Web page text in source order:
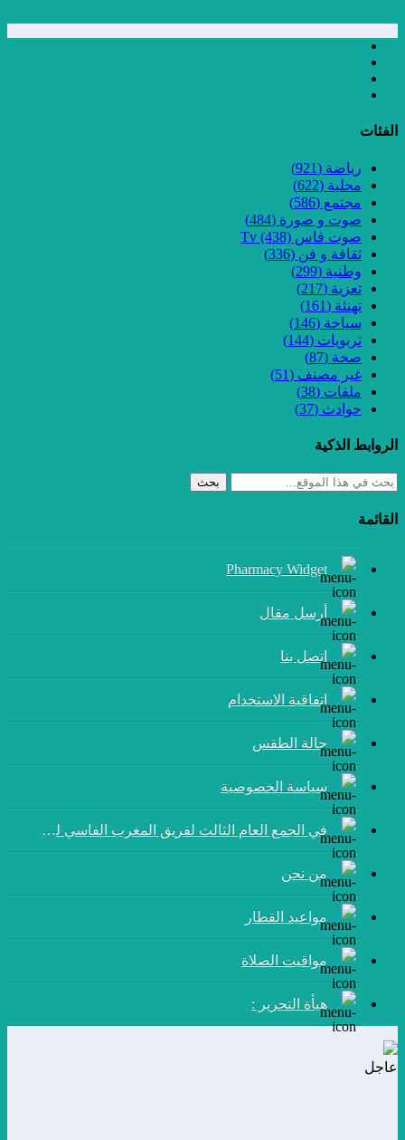
الفئات
رياضة (921)
محلية (622)
مجتمع (586)
صوت و صورة (484)
صوت فاس Tv (438)
ثقافة و فن (336)
وطنية (299)
تعزية (217)
تهنئة (161)
سياحة (146)
تربويات (144)
صحة (87)
غير مصنف (51)
ملفات (38)
حوادث (37)
الروابط الذكية
بحث
القائمة
Pharmacy Widget
أرسل مقال
إتصل بنا
اتفاقية الاستخدام
حالة الطقس
سياسة الخصوصية
في الجمع العام الثالث لفريق المغرب الفاسي لكرة القدم:
من نحن
مواعيد القطار
مواقيت الصلاة
هيأة التحرير :
عاجل